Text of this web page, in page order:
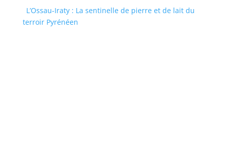
L’Ossau-Iraty : La sentinelle de pierre et de lait du
terroir Pyrénéen